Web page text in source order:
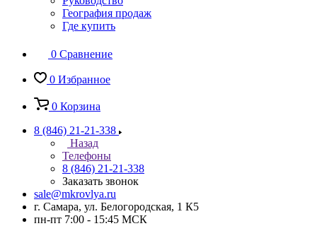
География продаж
Где купить
0 Сравнение
0 Избранное
0 Корзина
8 (846) 21-21-338
Назад
Телефоны
8 (846) 21-21-338
Заказать звонок
sale@mkrovlya.ru
г. Самара, ул. Белогородская, 1 К5
пн-пт 7:00 - 15:45 МСК